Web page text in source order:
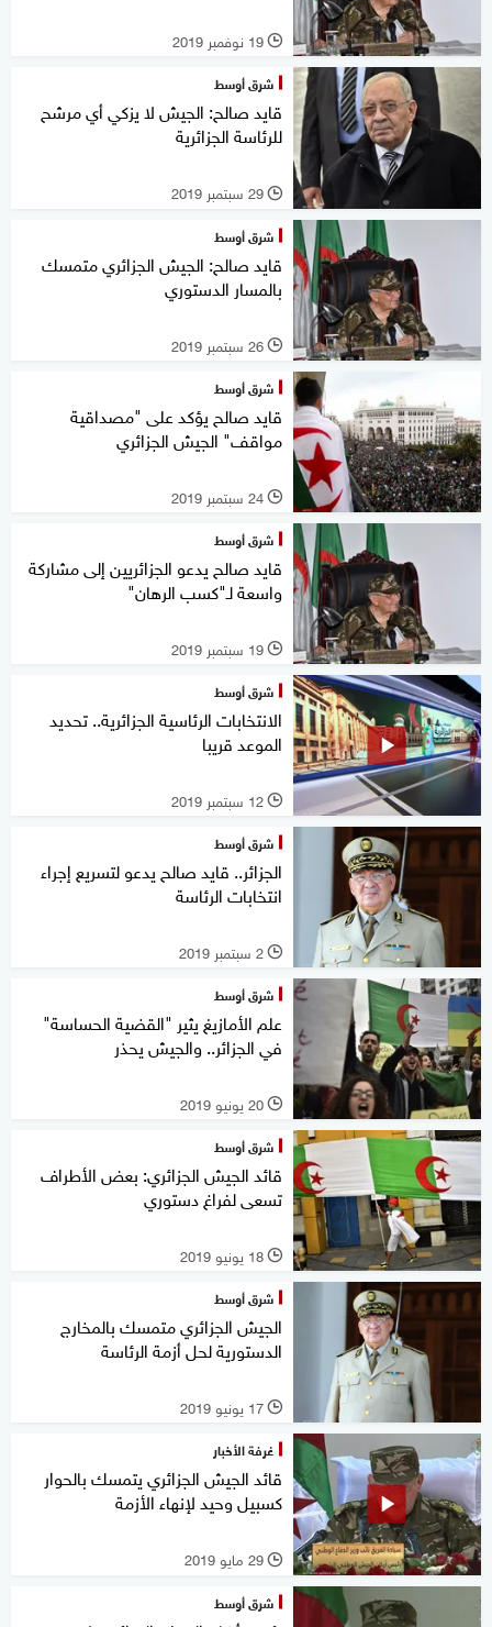
l 19 نوفمبر 2019
شرق أوسط
قايد صالح: الجيش لا يزكي أي مرشح
للرئاسة الجزائرية
l 29 سبتمبر 2019
شرق أوسط
قايد صالح: الجيش الجزائري متمسك
بالمسار الدستوري
l 26 سبتمبر 2019
شرق أوسط
قايد صالح يؤكد على "مصداقية
مواقف" الجيش الجزائري
l 24 سبتمبر 2019
شرق أوسط
قايد صالح يدعو الجزائريين إلى مشاركة
واسعة لـ"كسب الرهان"
l 19 سبتمبر 2019
شرق أوسط
الانتخابات الرئاسية الجزائرية.. تحديد
الموعد قريبا
l 12 سبتمبر 2019
شرق أوسط
الجزائر.. قايد صالح يدعو لتسريع إجراء
انتخابات الرئاسة
l 2 سبتمبر 2019
شرق أوسط
علم الأمازيغ يثير "القضية الحساسة"
في الجزائر.. والجيش يحذر
l 20 يونيو 2019
شرق أوسط
قائد الجيش الجزائري: بعض الأطراف
تسعى لفراغ دستوري
l 18 يونيو 2019
شرق أوسط
الجيش الجزائري متمسك بالمخارج
الدستورية لحل أزمة الرئاسة
l 17 يونيو 2019
غرفة الأخبار
قائد الجيش الجزائري يتمسك بالحوار
كسبيل وحيد لإنهاء الأزمة
l 29 مايو 2019
شرق أوسط